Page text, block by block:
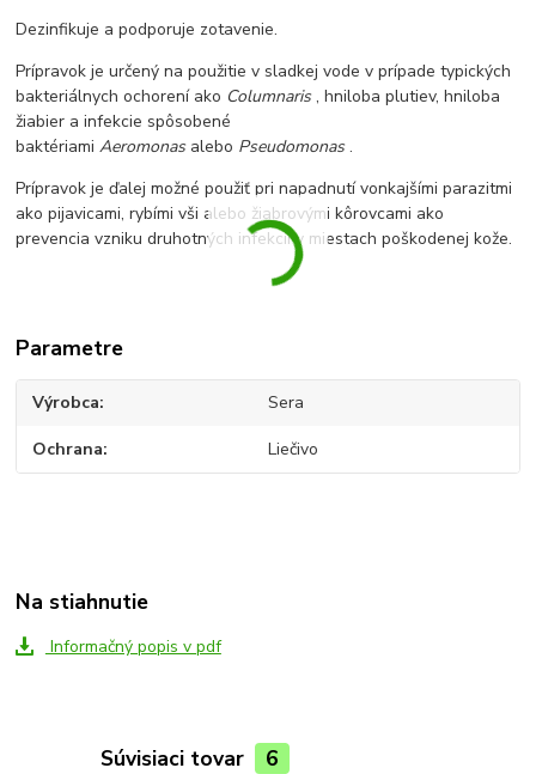
Dezinfikuje a podporuje zotavenie.
Prípravok je určený na použitie v sladkej vode v prípade typických
bakteriálnych ochorení ako Columnaris , hniloba plutiev, hniloba
žiabier a infekcie spôsobené
baktériamiAeromonas alebo Pseudomonas .
Prípravok je ďalej možné použiť pri napadnutí vonkajšími parazitmi
ako pijavicami, rybími vši alebo žiabrovými kôrovcami ako
prevencia vzniku druhotných infekcií v miestach poškodenej kože.
Parametre
Výrobca Sera
Ochrana Liečivo
Na stiahnutie
Informačný popis v pdf
Súvisiaci tovar 6